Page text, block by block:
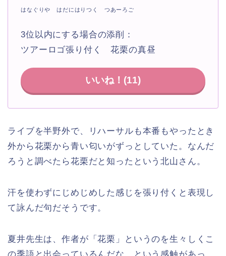
はなぐりや はだにはりつく つあーろご
3位以内にする場合の添削：
ツアーロゴ張り付く 花栗の真昼
いいね！(11)
ライブを半野外で、リハーサルも本番もやったとき
外から花栗から青い匂いがずっとしていた。なんだ
ろうと調べたら花栗だと知ったという北山さん。
汗を使わずにじめじめした感じを張り付くと表現し
て詠んだ句だそうです。
夏井先生は、作者が「花栗」というのを生々しくこ